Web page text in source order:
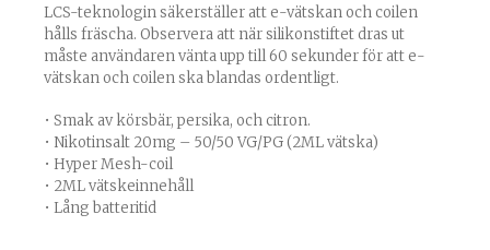
LCS-teknologin säkerställer att e-vätskan och coilen
hålls fräscha. Observera att när silikonstiftet dras ut
måste användaren vänta upp till 60 sekunder för att e-
vätskan och coilen ska blandas ordentligt.
• Smak av körsbär, persika, och citron.
• Nikotinsalt 20mg – 50/50 VG/PG (2ML vätska)
• Hyper Mesh-coil
• 2ML vätskeinnehåll
• Lång batteritid